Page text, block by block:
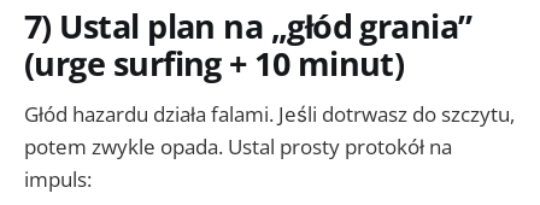
7) Ustal plan na „głód grania”
(urge surfing + 10 minut)
Głód hazardu działa falami. Jeśli dotrwasz do szczytu,
potem zwykle opada. Ustal prosty protokół na
impuls: